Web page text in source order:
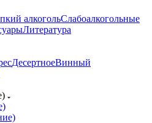
алкогольСлабоалкогольные
Литература
ДесертноеВинный